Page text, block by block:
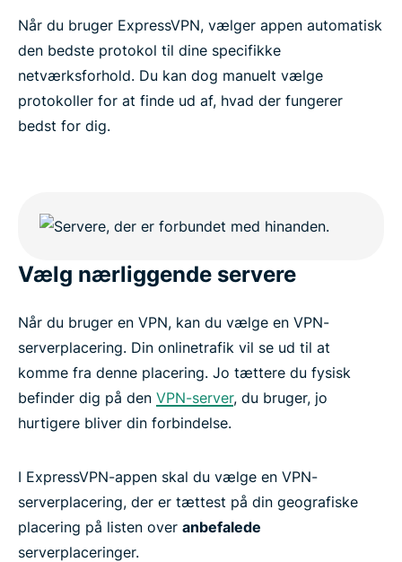
Når du bruger ExpressVPN, vælger appen automatisk
den bedste protokol til dine specifikke
netværksforhold. Du kan dog manuelt vælge
protokoller for at finde ud af, hvad der fungerer
bedst for dig.
Vælg nærliggende servere
Når du bruger en VPN, kan du vælge en VPN-
serverplacering. Din onlinetrafik vil se ud til at
komme fra denne placering. Jo tættere du fysisk
befinder dig på den VPN-server, du bruger, jo
hurtigere bliver din forbindelse.
I ExpressVPN-appen skal du vælge en VPN-
serverplacering, der er tættest på din geografiske
placering på listen over anbefalede
serverplaceringer.